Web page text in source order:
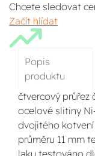
Chcete sledovat
Začít hlídat
Popis
produktu
čtvercový průřez
ocelové slitiny
dvojitého
průměru 11 mm
laku testováno